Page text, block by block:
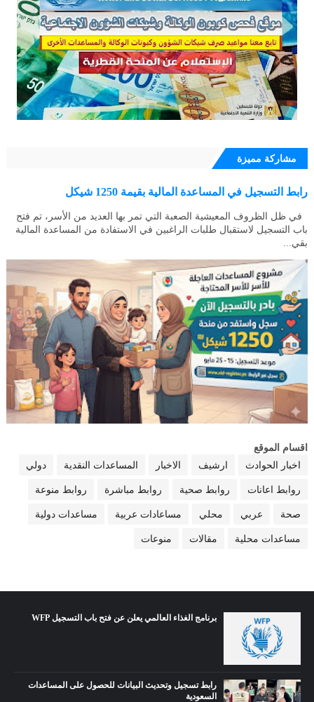
مشاركة مميزة
رابط التسجيل في المساعدة المالية بقيمة 1250 شيكل
في ظل الظروف المعيشية الصعبة التي تمر بها العديد من الأسر، تم فتح
باب التسجيل لاستقبال طلبات الراغبين في الاستفادة من المساعدة المالية
بقي...
اقسام الموقع
اخبار الحوادث
ارشيف الاخبار المساعدات النقدية دولي
روابط اعانات روابط صحية روابط مباشرة روابط منوعة
صحة عربي محلي مساعادات عربية مساعدات دولية
مساعدات محلية مقالات منوعات
برنامج الغذاء العالمي يعلن عن فتح باب التسجيل WFP
رابط تسجيل وتحديث البيانات للحصول على المساعدات
السعودية